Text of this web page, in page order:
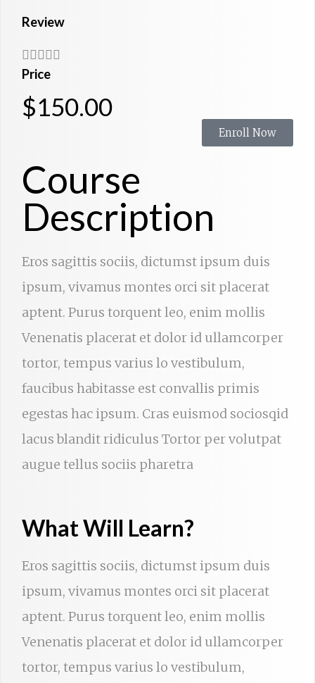
Review

Price
$150.00
Enroll Now
Course
Description
Eros sagittis sociis, dictumst ipsum duis
ipsum, vivamus montes orci sit placerat
aptent. Purus torquent leo, enim mollis
Venenatis placerat et dolor id ullamcorper
tortor, tempus varius lo vestibulum,
faucibus habitasse est convallis primis
egestas hac ipsum. Cras euismod sociosqid
lacus blandit ridiculus Tortor per volutpat
augue tellus sociis pharetra
What Will Learn?
Eros sagittis sociis, dictumst ipsum duis
ipsum, vivamus montes orci sit placerat
aptent. Purus torquent leo, enim mollis
Venenatis placerat et dolor id ullamcorper
tortor, tempus varius lo vestibulum,